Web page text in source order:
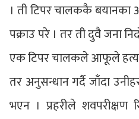
। ती टिपर चालककै बयानका
पक्राउ परे । तर ती दुवै जना
एक टिपर चालकले आफूले हत्या
तर अनुसन्धान गर्दै जाँदा
भएन । प्रहरीले शवपरीक्षण